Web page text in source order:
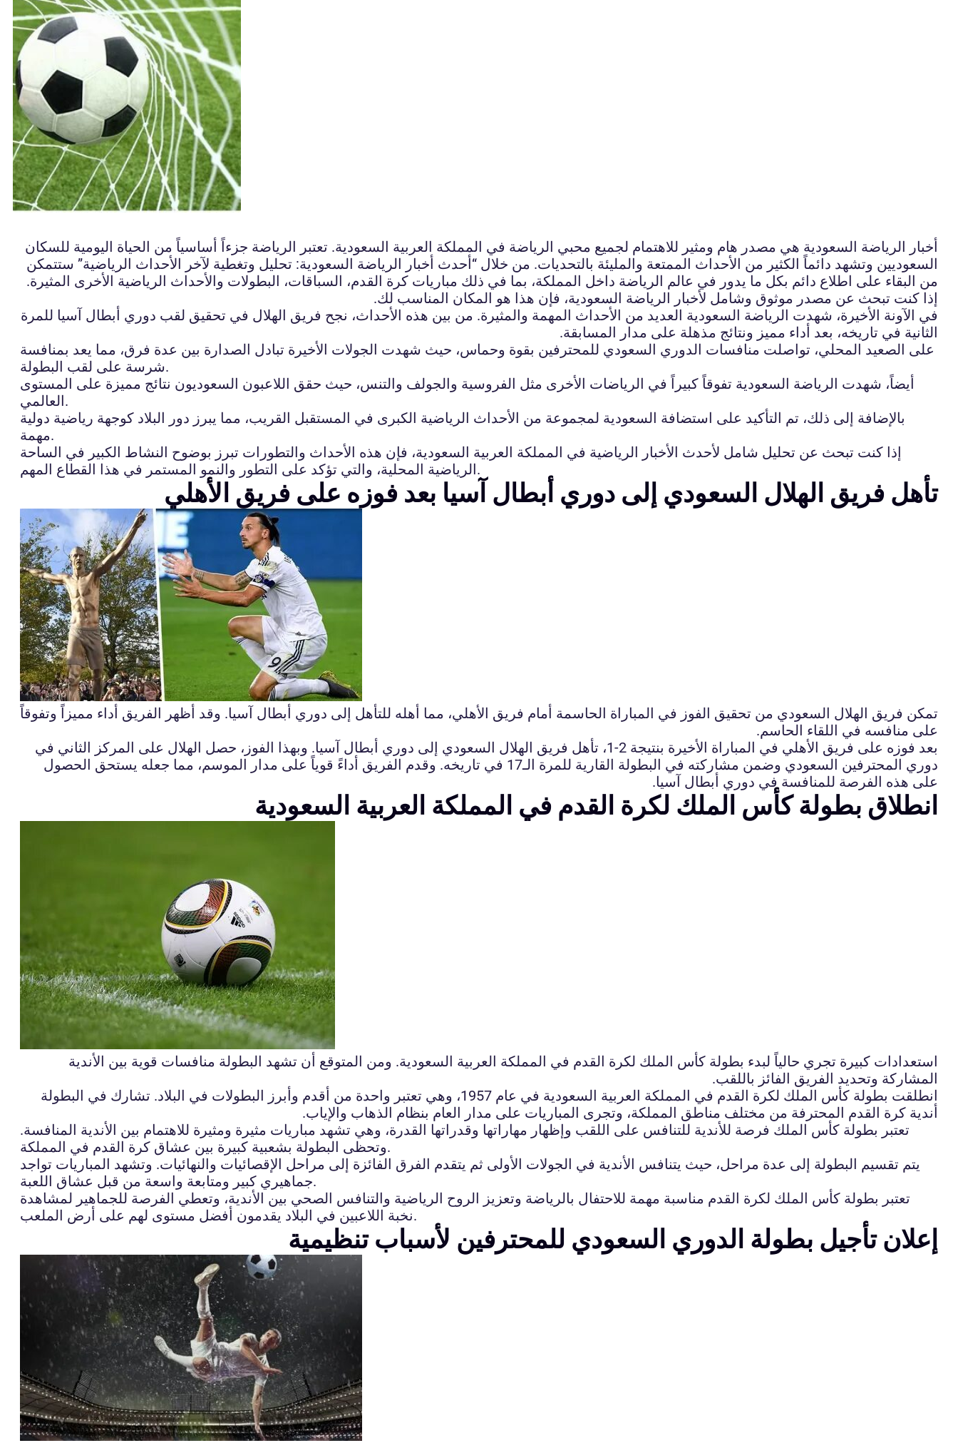
أخبار الرياضة السعودية هي مصدر هام ومثير للاهتمام لجميع محبي الرياضة في المملكة العربية السعودية. تعتبر الرياضة جزءاً أساسياً من الحياة اليومية للسكان
السعوديين وتشهد دائماً الكثير من الأحداث الممتعة والمليئة بالتحديات. من خلال “أحدث أخبار الرياضة السعودية: تحليل وتغطية لآخر الأحداث الرياضية” ستتمكن
من البقاء على اطلاع دائم بكل ما يدور في عالم الرياضة داخل المملكة، بما في ذلك مباريات كرة القدم، السباقات، البطولات والأحداث الرياضية الأخرى المثيرة.
إذا كنت تبحث عن مصدر موثوق وشامل لأخبار الرياضة السعودية، فإن هذا هو المكان المناسب لك.
في الآونة الأخيرة، شهدت الرياضة السعودية العديد من الأحداث المهمة والمثيرة. من بين هذه الأحداث، نجح فريق الهلال في تحقيق لقب دوري أبطال آسيا للمرة
الثانية في تاريخه، بعد أداء مميز ونتائج مذهلة على مدار المسابقة.
على الصعيد المحلي، تواصلت منافسات الدوري السعودي للمحترفين بقوة وحماس، حيث شهدت الجولات الأخيرة تبادل الصدارة بين عدة فرق، مما يعد بمنافسة
شرسة على لقب البطولة.
أيضاً، شهدت الرياضة السعودية تفوقاً كبيراً في الرياضات الأخرى مثل الفروسية والجولف والتنس، حيث حقق اللاعبون السعوديون نتائج مميزة على المستوى
العالمي.
بالإضافة إلى ذلك، تم التأكيد على استضافة السعودية لمجموعة من الأحداث الرياضية الكبرى في المستقبل القريب، مما يبرز دور البلاد كوجهة رياضية دولية
مهمة.
إذا كنت تبحث عن تحليل شامل لأحدث الأخبار الرياضية في المملكة العربية السعودية، فإن هذه الأحداث والتطورات تبرز بوضوح النشاط الكبير في الساحة
الرياضية المحلية، والتي تؤكد على التطور والنمو المستمر في هذا القطاع المهم.
تأهل فريق الهلال السعودي إلى دوري أبطال آسيا بعد فوزه على فريق الأهلي
تمكن فريق الهلال السعودي من تحقيق الفوز في المباراة الحاسمة أمام فريق الأهلي، مما أهله للتأهل إلى دوري أبطال آسيا. وقد أظهر الفريق أداء مميزاً وتفوقاً
على منافسه في اللقاء الحاسم.
بعد فوزه على فريق الأهلي في المباراة الأخيرة بنتيجة 2-1، تأهل فريق الهلال السعودي إلى دوري أبطال آسيا. وبهذا الفوز، حصل الهلال على المركز الثاني في
دوري المحترفين السعودي وضمن مشاركته في البطولة القارية للمرة الـ17 في تاريخه. وقدم الفريق أداءً قوياً على مدار الموسم، مما جعله يستحق الحصول
على هذه الفرصة للمنافسة في دوري أبطال آسيا.
انطلاق بطولة كأس الملك لكرة القدم في المملكة العربية السعودية
استعدادات كبيرة تجري حالياً لبدء بطولة كأس الملك لكرة القدم في المملكة العربية السعودية. ومن المتوقع أن تشهد البطولة منافسات قوية بين الأندية
المشاركة وتحديد الفريق الفائز باللقب.
انطلقت بطولة كأس الملك لكرة القدم في المملكة العربية السعودية في عام 1957، وهي تعتبر واحدة من أقدم وأبرز البطولات في البلاد. تشارك في البطولة
أندية كرة القدم المحترفة من مختلف مناطق المملكة، وتجرى المباريات على مدار العام بنظام الذهاب والإياب.
تعتبر بطولة كأس الملك فرصة للأندية للتنافس على اللقب وإظهار مهاراتها وقدراتها القدرة، وهي تشهد مباريات مثيرة ومثيرة للاهتمام بين الأندية المنافسة.
وتحظى البطولة بشعبية كبيرة بين عشاق كرة القدم في المملكة.
يتم تقسيم البطولة إلى عدة مراحل، حيث يتنافس الأندية في الجولات الأولى ثم يتقدم الفرق الفائزة إلى مراحل الإقصائيات والنهائيات. وتشهد المباريات تواجد
جماهيري كبير ومتابعة واسعة من قبل عشاق اللعبة.
تعتبر بطولة كأس الملك لكرة القدم مناسبة مهمة للاحتفال بالرياضة وتعزيز الروح الرياضية والتنافس الصحي بين الأندية، وتعطي الفرصة للجماهير لمشاهدة
نخبة اللاعبين في البلاد يقدمون أفضل مستوى لهم على أرض الملعب.
إعلان تأجيل بطولة الدوري السعودي للمحترفين لأسباب تنظيمية